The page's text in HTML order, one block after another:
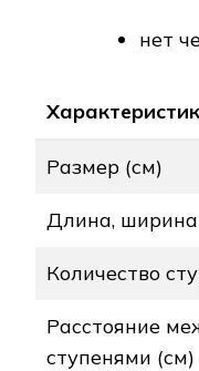
нет
Размер (см)
Длина,
Количество
Расстояние
ступенями (см)